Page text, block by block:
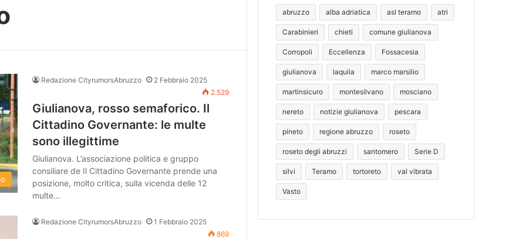
Redazione CityrumorsAbruzzo
2 Febbraio 2025
2.529
Giulianova, rosso semaforico. Il
Cittadino Governante: le multe
sono illegittime
Giulianova. L’associazione politica e gruppo
consiliare de Il Cittadino Governante prende una
posizione, molto critica, sulla vicenda delle 12
multe…
Redazione CityrumorsAbruzzo
1 Febbraio 2025
869
abruzzo alba adriatica asl teramo atri
Carabinieri chieti comune giulianova
Corropoli Eccellenza Fossacesia
giulianova laquila marco marsilio
martinsicuro montesilvano mosciano
nereto notizie giulianova pescara
pineto regione abruzzo roseto
roseto degli abruzzi santomero Serie D
silvi Teramo tortoreto val vibrata
Vasto